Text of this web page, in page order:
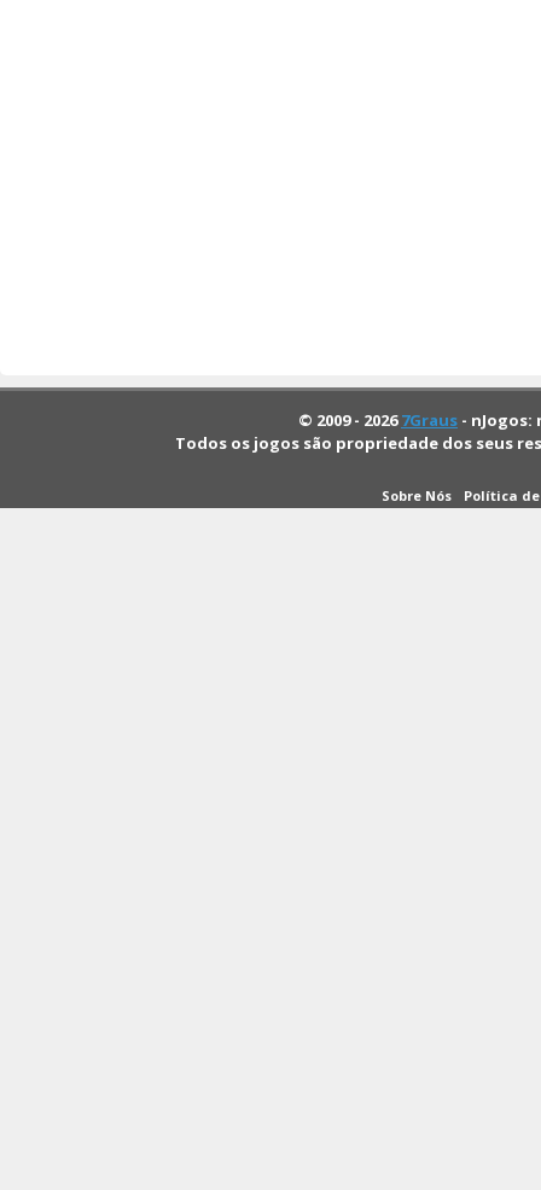
© 2009 - 20267Graus -
Todos os jogos são propriedade dos seus
Sobre Nós Política